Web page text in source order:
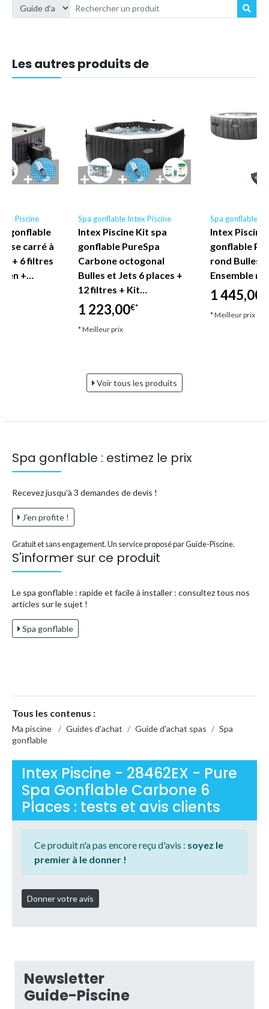
Les autres produits de
Piscine
gonflable
carré à
+ 6 filtres
+…
Spa gonflable Intex Piscine
Intex Piscine Kit spa
gonflable PureSpa
Carbone octogonal
Bulles et Jets 6 places +
12 filtres + Kit…
1 223,00€*
* Meilleur prix
Spa gonflable
Intex Piscine
gonflable
rond Bulles
Ensemble
1 445,00
* Meilleur prix
Voir tous les produits
Spa gonflable : estimez le prix
Recevez jusqu'à 3 demandes de devis !
J'en profite !
Gratuit et sans engagement. Un service proposé par Guide-Piscine.
S'informer sur ce produit
Le spa gonflable : rapide et facile à installer : consultez tous nos
articles sur le sujet !
Spa gonflable
Tous les contenus :
Ma piscine / Guides d'achat / Guide d'achat spas / Spa
gonflable
Intex Piscine - 28462EX - Pure
Spa Gonflable Carbone 6
Places : tests et avis clients
Ce produit n'a pas encore reçu d'avis : soyez le
premier à le donner !
Newsletter
Guide-Piscine